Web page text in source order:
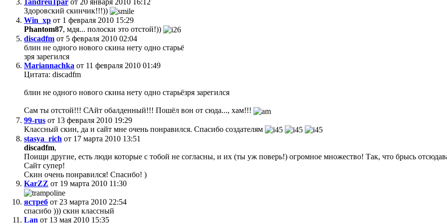
Здоровский скинчик!!!))
Win_xp от 1 февраля 2010 15:29
Phantom87, мдя... полоски это отстой!))
discadfm от 5 февраля 2010 02:04
блин не одного нового скина нету одно старьё
зря зарегился
Mariannachka от 11 февраля 2010 01:49
Цитата: discadfm
блин не одного нового скина нету одно старьёзря зарегился
Сам ты отстой!!! САйт обалденный!!! Пошёл вон от сюда..., хам!!!
99-rus от 13 февраля 2010 19:29
Классный скин, да и сайт мне очень понравился. Спасибо создателям
stasya_rich от 17 марта 2010 13:51
discadfm,
Поищи другие, есть люди которые с тобой не согласны, и их (ты уж поверь!) огромное множество! Так, что брысь
Сайт супер!
Скин очень понравился! Спасибо! )
KarZZ от 19 марта 2010 11:30
ястреб от 23 марта 2010 22:54
спасибо ))) скин классный
Lan от 13 мая 2010 15:35